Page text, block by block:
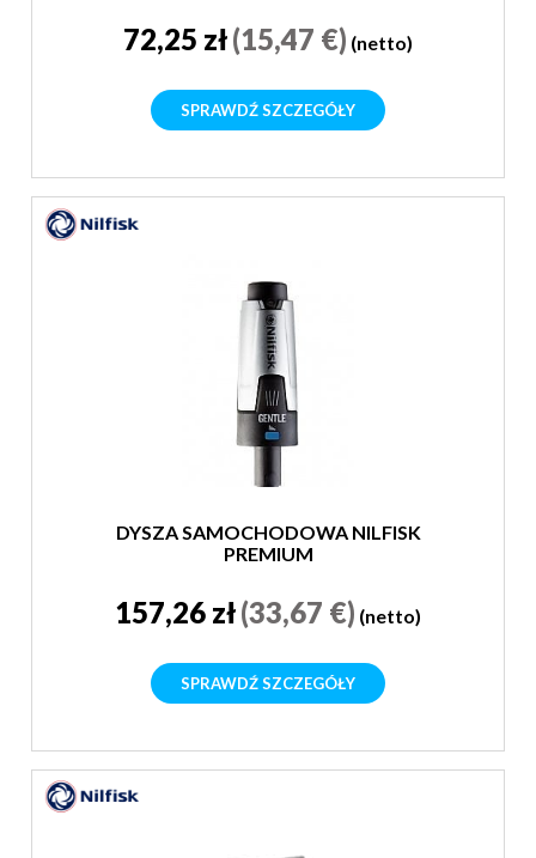
72,25 zł(15,47 €) (netto)
SPRAWDŹ SZCZEGÓŁY
DYSZA SAMOCHODOWA NILFISK
PREMIUM
157,26 zł(33,67 €) (netto)
SPRAWDŹ SZCZEGÓŁY